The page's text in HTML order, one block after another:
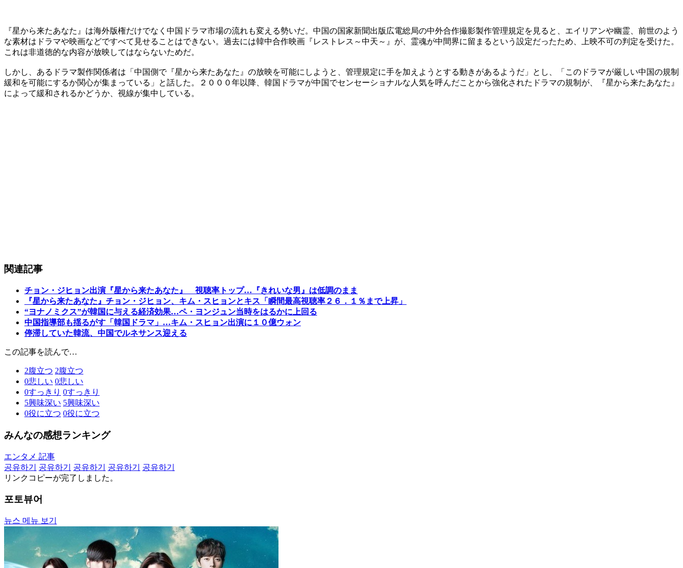
『星から来たあなた』は海外版権だけでなく中国ドラマ市場の流れも変える勢いだ。中国の国家新聞出版広電総局の中外合作撮影製作管理規定を見ると、エイリアンや幽霊、前世のよう
な素材はドラマや映画などですべて見せることはできない。過去には韓中合作映画『レストレス～中天～』が、霊魂が中間界に留まるという設定だったため、上映不可の判定を受けた。
これは非道徳的な内容が放映してはならないためだ。
しかし、あるドラマ製作関係者は「中国側で『星から来たあなた』の放映を可能にしようと、管理規定に手を加えようとする動きがあるようだ」とし、「このドラマが厳しい中国の規制
緩和を可能にするか関心が集まっている」と話した。２０００年以降、韓国ドラマが中国でセンセーショナルな人気を呼んだことから強化されたドラマの規制が、『星から来たあなた』
によって緩和されるかどうか、視線が集中している。
関連記事
チョン・ジヒョン出演『星から来たあなた』 視聴率トップ…『きれいな男』は低調のまま
『星から来たあなた』チョン・ジヒョン、キム・スヒョンとキス「瞬間最高視聴率２６．１％まで上昇」
“ヨナノミクス”が韓国に与える経済効果…ペ・ヨンジュン当時をはるかに上回る
中国指導部も揺るがす「韓国ドラマ」…キム・スヒョン出演に１０億ウォン
停滞していた韓流、中国でルネサンス迎える
この記事を読んで…
2腹立つ 2腹立つ
0悲しい 0悲しい
0すっきり 0すっきり
5興味深い 5興味深い
0役に立つ 0役に立つ
みんなの感想ランキング
エンタメ 記事
공유하기
공유하기 공유하기 공유하기
공유하기
リンクコピーが完了しました。
포토뷰어
뉴스 메뉴 보기